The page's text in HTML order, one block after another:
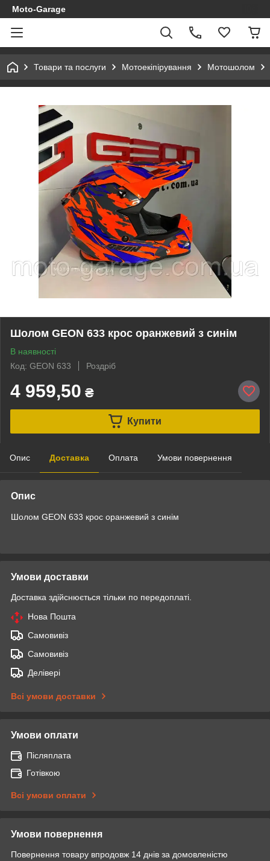
Moto-Garage
Товари та послуги Мотоекіпірування Мотошолом
Шолом GEON 633 крос оранжевий з синім
В наявності
Код: GEON 633
Роздріб
4 959,50 ₴
Купити
Опис Доставка Оплата Умови повернення
Опис
Шолом GEON 633 крос оранжевий з синім
Умови доставки
Доставка здійснюється тільки по передоплаті.
Нова Пошта
Самовивіз
Самовивіз
Делівері
Всі умови доставки
Умови оплати
Післяплата
Готівкою
Всі умови оплати
Умови повернення
Повернення товару впродовж 14 днів за домовленістю